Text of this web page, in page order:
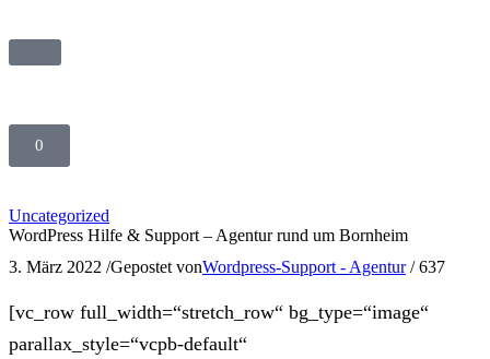
0
Uncategorized
WordPress Hilfe & Support – Agentur rund um Bornheim
3. März 2022 /Gepostet vonWordpress-Support - Agentur / 637
[vc_row full_width=“stretch_row“ bg_type=“image“
parallax_style=“vcpb-default“